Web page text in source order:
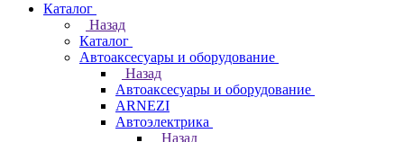
Каталог
Назад
Каталог
Автоаксесуары и оборудование
Назад
Автоаксесуары и оборудование
ARNEZI
Автоэлектрика
Назад